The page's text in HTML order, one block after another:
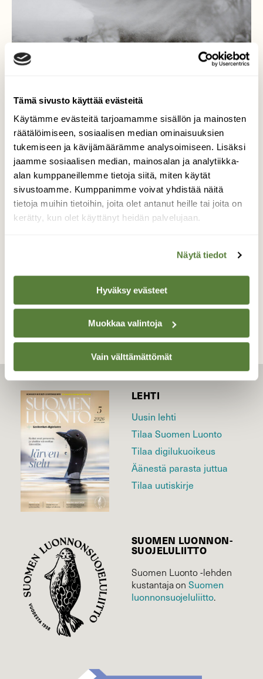
Tämä sivusto käyttää evästeitä
Käytämme evästeitä tarjoamamme sisällön ja mainosten
räätälöimiseen, sosiaalisen median ominaisuuksien
tukemiseen ja kävijämäärämme analysoimiseen. Lisäksi
jaamme sosiaalisen median, mainosalan ja analytiikka-
alan kumppaneillemme tietoja siitä, miten käytät
sivustoamme. Kumppanimme voivat yhdistää näitä
tietoja muihin tietoihin, joita olet antanut heille tai joita on
kerätty, kun olet käyttänyt heidän palvelujaan.
Näytä tiedot
Hyväksy evästeet
Muokkaa valintoja
Vain välttämättömät
Tuulen kierteet
Irtolumi saa vauhtia, kun tuulen kierteet
siihen tarttuvat.
Valokuvaaja: Tuulikki Piikkilä, Hämeenlinna
TAKAISIN LISTAAN
LEHTI
Uusin lehti
Tilaa Suomen Luonto
Tilaa digilukuoikeus
Äänestä parasta juttua
Tilaa uutiskirje
SUOMEN LUONNON­
SUOJELU­LIITTO
Suomen Luonto -lehden
kustantaja onSuomen
luonnonsuojelu­liitto.